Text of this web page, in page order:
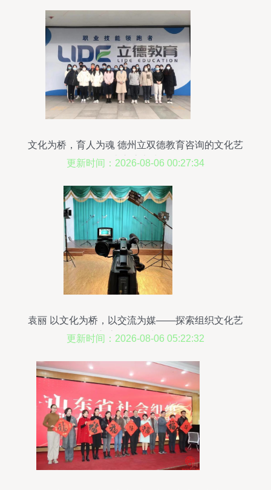
文化为桥，育人为魂 德州立双德教育咨询的文化艺
术交流实践
更新时间：2026-08-06 00:27:34
袁丽 以文化为桥，以交流为媒——探索组织文化艺
术交流活动的时代价值
更新时间：2026-08-06 05:22:32